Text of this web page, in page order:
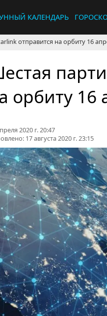
КАЛЕНДАРЬ
отправится на орбиту 16
орбиту 16
2020 г. 20:47
17 августа 2020 г. 23:15